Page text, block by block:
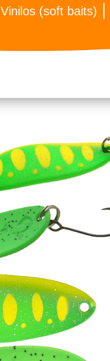
Vinilos (soft baits)